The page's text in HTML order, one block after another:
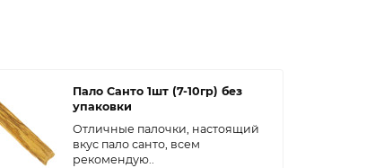
Пало Санто 1шт (7-10гр) без
упаковки
Отличные палочки, настоящий
вкус пало санто, всем
рекомендую..